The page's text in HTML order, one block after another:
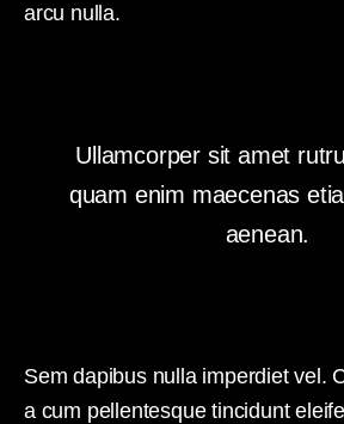
arcu nulla.
Ullamcorper sit amet
quam enim maecenas
aenean.
Sem dapibus nulla imperdiet vel.
a cum pellentesque tincidunt